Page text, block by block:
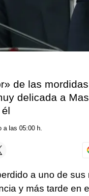
de las
delicada a
a las 05:00 h.
a uno de
y más tarde en